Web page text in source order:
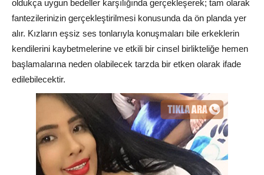
oldukça uygun bedeller karşılığında gerçekleşerek; tam olarak
fantezilerinizin gerçekleştirilmesi konusunda da ön planda yer
alır. Kızların eşsiz ses tonlarıyla konuşmaları bile erkeklerin
kendilerini kaybetmelerine ve etkili bir cinsel birlikteliğe hemen
başlamalarına neden olabilecek tarzda bir etken olarak ifade
edilebilecektir.